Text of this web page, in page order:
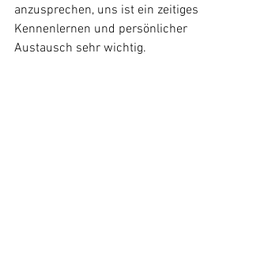
anzusprechen, uns ist ein zeitiges
Kennenlernen und persönlicher
Austausch sehr wichtig.